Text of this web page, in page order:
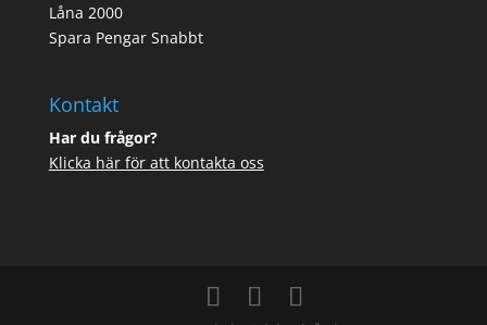
Låna 2000
Spara Pengar Snabbt
Kontakt
Har du frågor?
Klicka här för att kontakta oss